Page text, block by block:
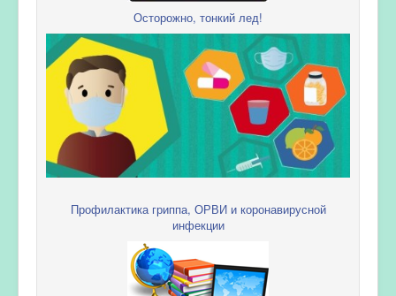
Осторожно, тонкий лед!
Профилактика гриппа, ОРВИ и коронавирусной
инфекции